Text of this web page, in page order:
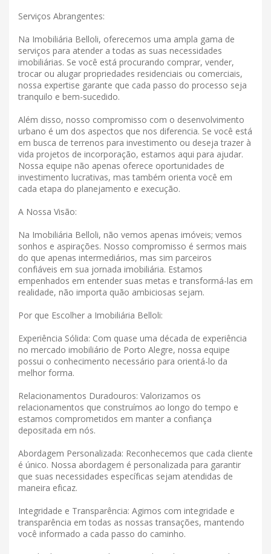
Serviços Abrangentes:
Na Imobiliária Belloli, oferecemos uma ampla gama de
serviços para atender a todas as suas necessidades
imobiliárias. Se você está procurando comprar, vender,
trocar ou alugar propriedades residenciais ou comerciais,
nossa expertise garante que cada passo do processo seja
tranquilo e bem-sucedido.
Além disso, nosso compromisso com o desenvolvimento
urbano é um dos aspectos que nos diferencia. Se você está
em busca de terrenos para investimento ou deseja trazer à
vida projetos de incorporação, estamos aqui para ajudar.
Nossa equipe não apenas oferece oportunidades de
investimento lucrativas, mas também orienta você em
cada etapa do planejamento e execução.
A Nossa Visão:
Na Imobiliária Belloli, não vemos apenas imóveis; vemos
sonhos e aspirações. Nosso compromisso é sermos mais
do que apenas intermediários, mas sim parceiros
confiáveis ​​em sua jornada imobiliária. Estamos
empenhados em entender suas metas e transformá-las em
realidade, não importa quão ambiciosas sejam.
Por que Escolher a Imobiliária Belloli:
Experiência Sólida: Com quase uma década de experiência
no mercado imobiliário de Porto Alegre, nossa equipe
possui o conhecimento necessário para orientá-lo da
melhor forma.
Relacionamentos Duradouros: Valorizamos os
relacionamentos que construímos ao longo do tempo e
estamos comprometidos em manter a confiança
depositada em nós.
Abordagem Personalizada: Reconhecemos que cada cliente
é único. Nossa abordagem é personalizada para garantir
que suas necessidades específicas sejam atendidas de
maneira eficaz.
Integridade e Transparência: Agimos com integridade e
transparência em todas as nossas transações, mantendo
você informado a cada passo do caminho.